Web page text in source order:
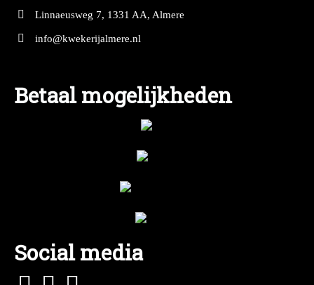
Linnaeusweg 7, 1331 AA, Almere
info@kwekerijalmere.nl
Betaal mogelijkheden
Social media